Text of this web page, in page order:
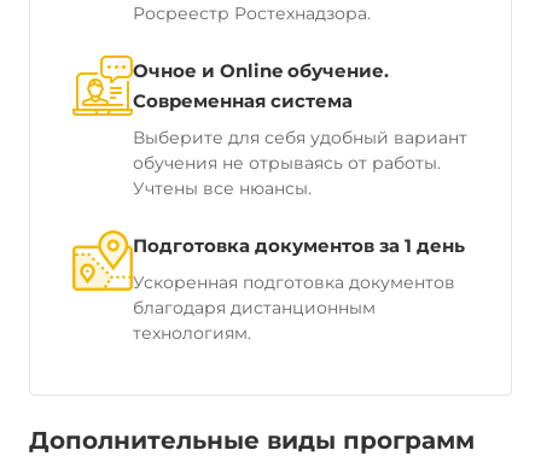
Росреестр Ростехнадзора.
Очное и Online обучение.
Современная система
Выберите для себя удобный вариант
обучения не отрываясь от работы.
Учтены все нюансы.
Подготовка документов за 1 день
Ускоренная подготовка документов
благодаря дистанционным
технологиям.
Дополнительные виды программ